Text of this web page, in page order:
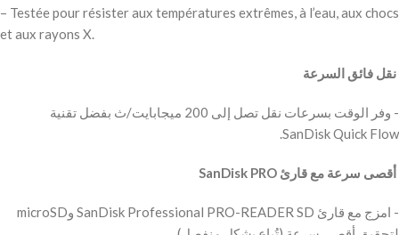
– Testée pour résister aux températures extrêmes, à l’eau, aux chocs
et aux rayons X.
‫ نقل فائق السرعة
‫- وفر الوقت بسرعات نقل تصل إلى 200 ميجابايت/ث بفضل تقنية
SanDisk Quick Flow.
‫ أقصى سرعة مع قارئ SanDisk PRO
‫- امزج مع قارئ SanDisk Professional PRO-READER SD وmicroSD